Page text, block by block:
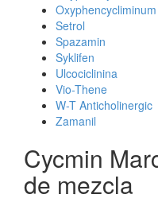
Setrol
Spazamin
Syklifen
Ulcociclinina
Vio-Thene
W-T Anticholinergic
Zamanil
Cycmin
de mezcla